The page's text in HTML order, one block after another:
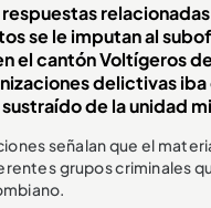
relacionadas
se le imputan al
el cantón Voltígeros
delictivas
de la unidad
señalan que el
grupos criminales